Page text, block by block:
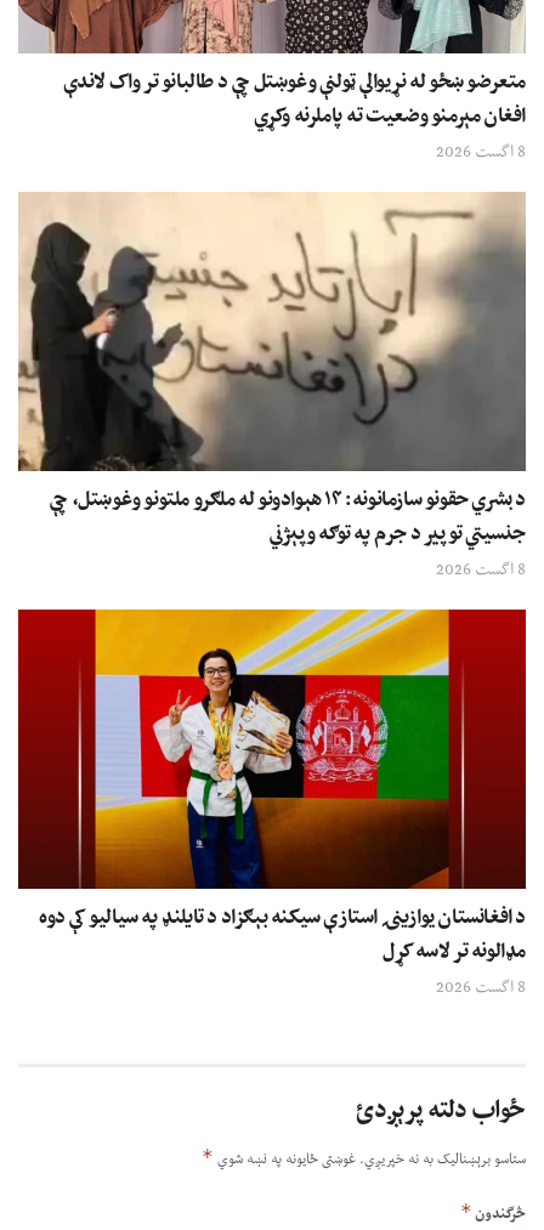
متعرضو ښځو له نړیوالې ټولنې وغوښتل چې د طالبانو تر واک لاندې
افغان مېرمنو وضعیت ته پاملرنه وکړي
8 اگست 2026
د بشري حقونو سازمانونه: ۱۴ هېوادونو له ملګرو ملتونو وغوښتل، چې
جنسیتي توپير د جرم په توګه وپېژني
8 اگست 2026
د افغانستان یوازینۍ استازې سیکنه بېګزاد د تایلنډ په سیالیو کې دوه
مډالونه تر لاسه کړل
8 اگست 2026
ځواب دلته پرېږدئ
ستاسو برېښناليک به نه خپريږي.غوښتى ځایونه په نښه شوي *
څرگندون*